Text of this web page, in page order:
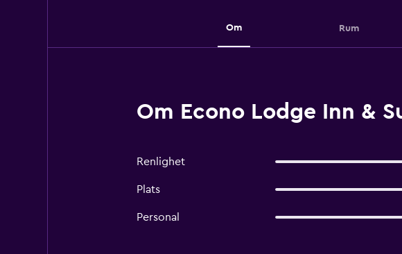
Om Rum
Om Econo Lodge Inn &
Renlighet
Plats
Personal